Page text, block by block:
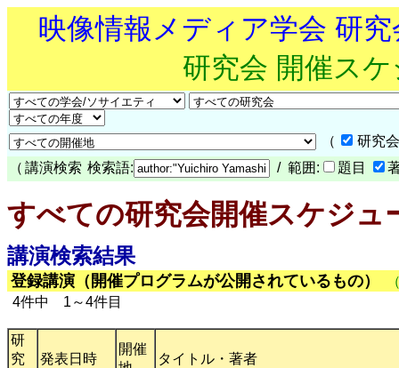
映像情報メディア学会 研
研究会 開催ス
（
研究
（ 講演検索 検索語: / 範囲: 題目
すべての研究会開催スケジュ
講演検索結果
登録講演（開催プログラムが公開されているもの）
4件中 1～4件目
研
究
発表日時
開催
タイトル・著者